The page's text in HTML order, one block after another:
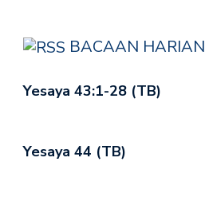
BACAAN HARIAN
Yesaya 43:1-28 (TB)
Yesaya 44 (TB)